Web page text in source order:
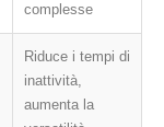
complesse
Riduce i tempi di
inattività,
aumenta la